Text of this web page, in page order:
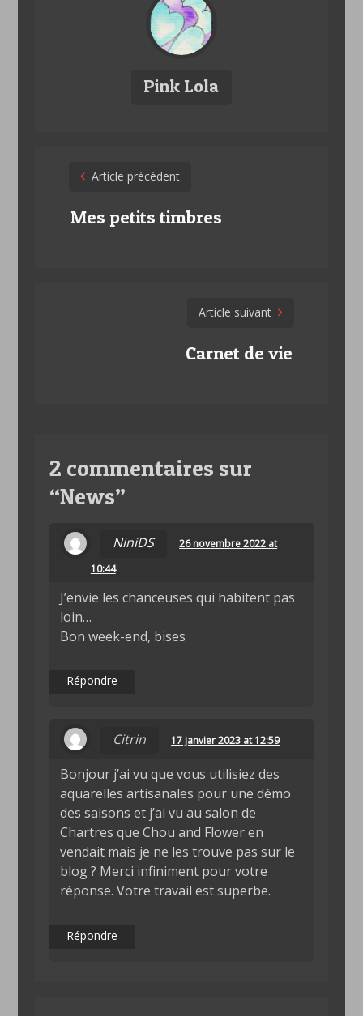
Pink Lola
Post
navigation
Article précédent
Mes petits timbres
Article suivant
Carnet de vie
2 commentaires sur
“News”
NiniDS
26 novembre 2022 at
10:44
J’envie les chanceuses qui habitent pas
loin…
Bon week-end, bises
Répondre
Citrin 17 janvier 2023 at 12:59
Bonjour j’ai vu que vous utilisiez des
aquarelles artisanales pour une démo
des saisons et j’ai vu au salon de
Chartres que Chou and Flower en
vendait mais je ne les trouve pas sur le
blog ? Merci infiniment pour votre
réponse. Votre travail est superbe.
Répondre